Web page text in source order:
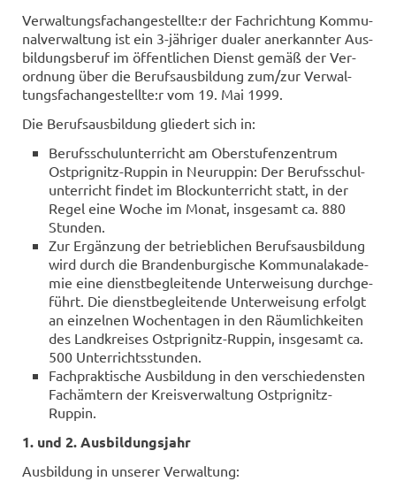
Ver­wal­tungs­fach­an­ge­stell­te:r der Fach­rich­tung Kom­mu­
nal­ver­wal­tung ist ein 3-​jähriger dua­ler an­er­kann­ter Aus­
bil­dungs­be­ruf im öf­fent­li­chen Dienst gemäß der Ver­
ord­nung über die Be­rufs­aus­bil­dung zum/zur Ver­wal­
tungs­fach­an­ge­stell­te:r vom 19. Mai 1999.
Die Be­rufs­aus­bil­dung glie­dert sich in:
Be­rufs­schul­un­ter­richt am Ober­stu­fen­zen­trum
Ostprignitz-​Ruppin in Neu­rup­pin: Der Be­rufs­schul­
un­ter­richt fin­det im Block­un­ter­richt statt, in der
Regel eine Woche im Monat, ins­ge­samt ca. 880
Stun­den.
Zur Er­gän­zung der be­trieb­li­chen Be­rufs­aus­bil­dung
wird durch die Bran­den­bur­gi­sche Kom­mu­nal­aka­de­
mie eine dienst­be­glei­ten­de Un­ter­wei­sung durch­ge­
führt. Die dienst­be­glei­ten­de Un­ter­wei­sung er­folgt
an ein­zel­nen Wo­chen­ta­gen in den Räum­lich­kei­ten
des Land­krei­ses Ostprignitz-​Ruppin, ins­ge­samt ca.
500 Un­ter­richts­stun­den.
Fach­prak­ti­sche Aus­bil­dung in den ver­schie­dens­ten
Fach­äm­tern der Kreis­ver­wal­tung Ostprignitz-​
Ruppin.
1. und 2. Aus­bil­dungs­jahr
Aus­bil­dung in un­se­rer Ver­wal­tung: